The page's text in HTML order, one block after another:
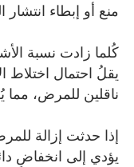
منع أو إبطاء
كُلما زادت نسبة
يقلُ احتمال اختلاط
ناقلين للمرض،
إذا حدثت إزالة
يؤدي إلى انخفاضٍ